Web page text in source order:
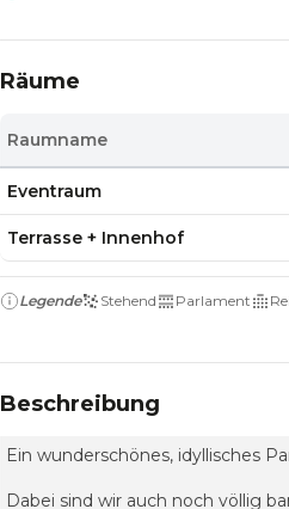
Räume
Raumname
Eventraum
Terrasse + Innenhof
Legende Stehend Parlament
Beschreibung
Ein wunderschönes, idyllisches
Dabei sind wir auch noch völlig